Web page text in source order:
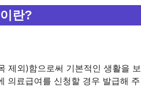
란?
제외)함으로써 기본적인 생활을 보
의료급여를 신청할 경우 발급해 주